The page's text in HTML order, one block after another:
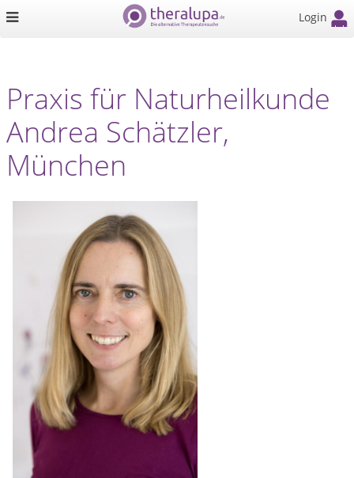
Login
Praxis für Naturheilkunde
Andrea Schätzler,
München